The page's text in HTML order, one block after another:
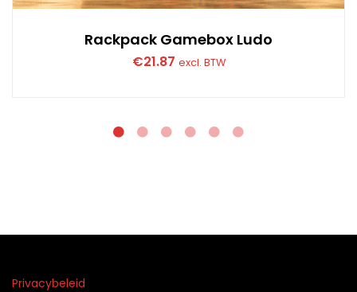
Rackpack Gamebox Ludo
€21.87 excl. BTW
Privacybeleid